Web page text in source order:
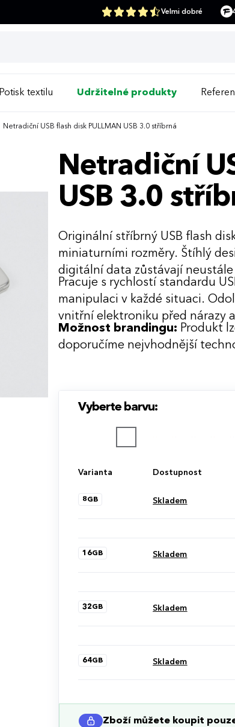
Velmi dobré
Potisk textilu Udržitelné produkty
Netradiční USB flash disk PULLMAN USB 3.0 stříbrná
Netradiční
USB 3.0
Originální stříbrný USB flash
miniaturními rozměry. Štíhlý
digitální data zůstávají neustále
Pracuje s rychlostí standardu
manipulaci v každé situaci.
vnitřní elektroniku před nárazy
Možnost brandingu: Produkt
doporučíme nejvhodnější
Vyberte barvu:
Varianta Dostupnost
8GB Skladem
16GB Skladem
32GB Skladem
64GB Skladem
Zboží můžete koupit